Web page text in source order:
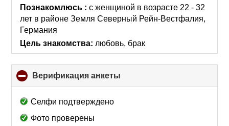
collapse
contents
Познакомлюсь :с женщиной в возрасте 22 - 32
лет в районе Земля Северный Рейн-Вестфалия,
Германия
Цель знакомства: любовь, брак
Верификация анкеты
to
Селфи подтверждено
Фото проверены